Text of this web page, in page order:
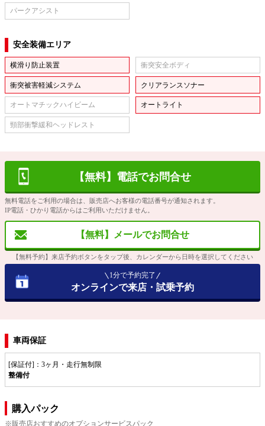
パークアシスト
安全装備エリア
横滑り防止装置 衝突安全ボディ
衝突被害軽減システム クリアランスソナー
オートマチックハイビーム オートライト
頸部衝撃緩和ヘッドレスト
【無料】電話でお問合せ
無料電話をご利用の場合は、販売店へお客様の電話番号が通知されます。
IP電話・ひかり電話からはご利用いただけません。
【無料】メールでお問合せ
【無料予約】来店予約ボタンをタップ後、カレンダーから日時を選択してください
1分で予約完了
オンラインで来店・試乗予約
車両保証
[保証付]：3ヶ月・走行無制限
整備付
購入パック
※販売店おすすめのオプションサービスパック